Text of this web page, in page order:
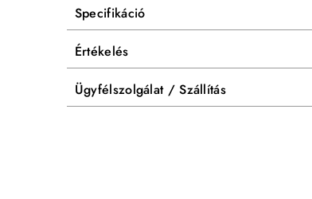
Specifikáció
Értékelés
Ügyfélszolgálat / Szállítás